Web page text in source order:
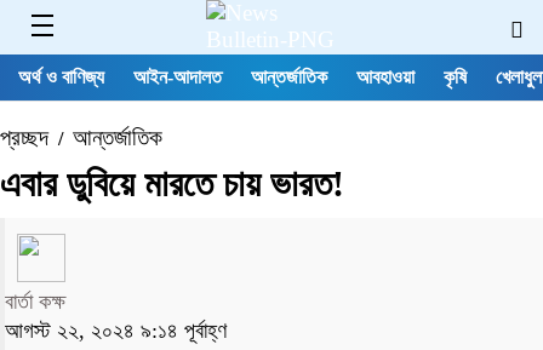
অর্থ ও বাণিজ্য আইন-আদালত আন্তর্জাতিক আবহাওয়া কৃষি
প্রচ্ছদ/ আন্তর্জাতিক
এবার ডুবিয়ে মারতে চায় ভারত!
বার্তা কক্ষ
আগস্ট ২২, ২০২৪ ৯:১৪ পূর্বাহ্ণ